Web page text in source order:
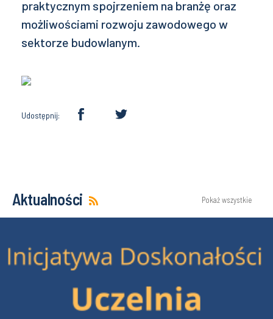
praktycznym spojrzeniem na branżę oraz
możliwościami rozwoju zawodowego w
sektorze budowlanym.
Udostępnij:
Aktualności Pokaż wszystkie